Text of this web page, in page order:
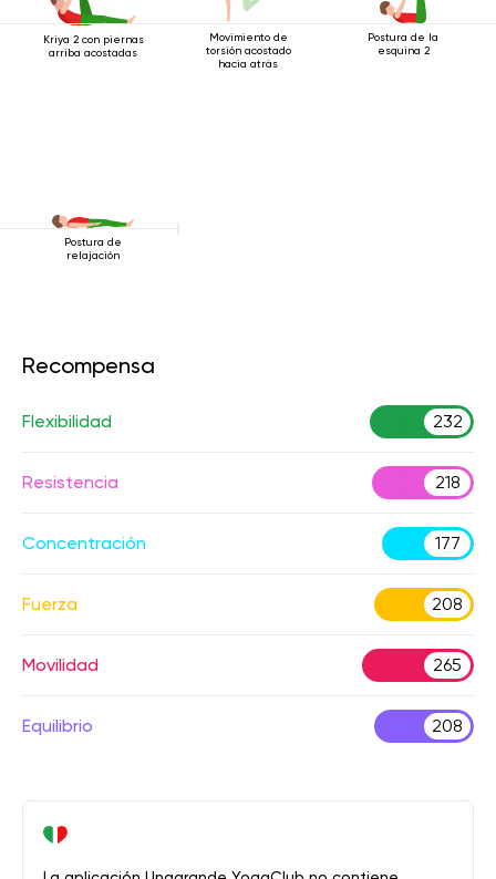
Kriya 2 con piernas
arriba acostadas
Movimiento de
torsión acostado
hacia atrás
Postura de la
esquina 2
Postura de
relajación
Recompensa
Flexibilidad 232
Resistencia 218
Concentración 177
Fuerza 208
Movilidad 265
Equilibrio 208